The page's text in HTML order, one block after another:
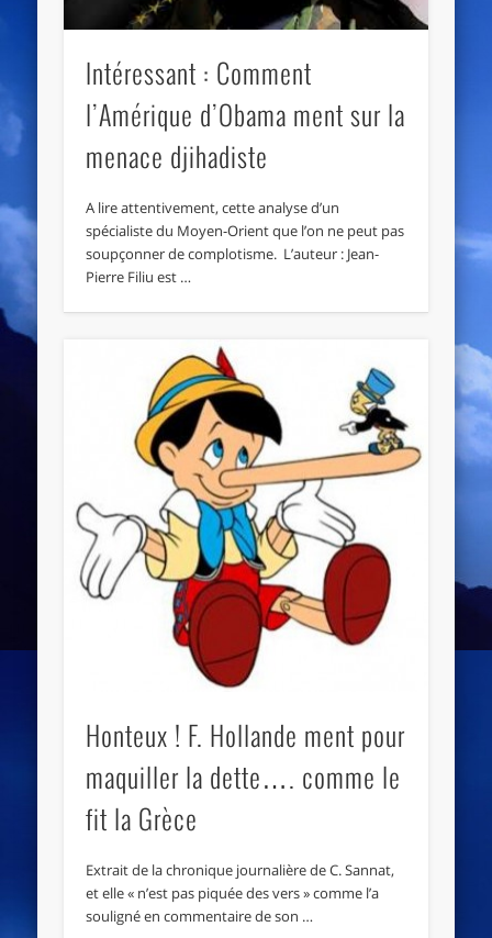
Intéressant : Comment
l’Amérique d’Obama ment sur la
menace djihadiste
A lire attentivement, cette analyse d’un
spécialiste du Moyen-Orient que l’on ne peut pas
soupçonner de complotisme. L’auteur : Jean-
Pierre Filiu est …
Honteux ! F. Hollande ment pour
maquiller la dette…. comme le
fit la Grèce
Extrait de la chronique journalière de C. Sannat,
et elle « n’est pas piquée des vers » comme l’a
souligné en commentaire de son …